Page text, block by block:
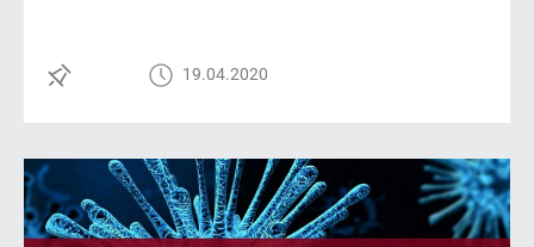
19.04.2020